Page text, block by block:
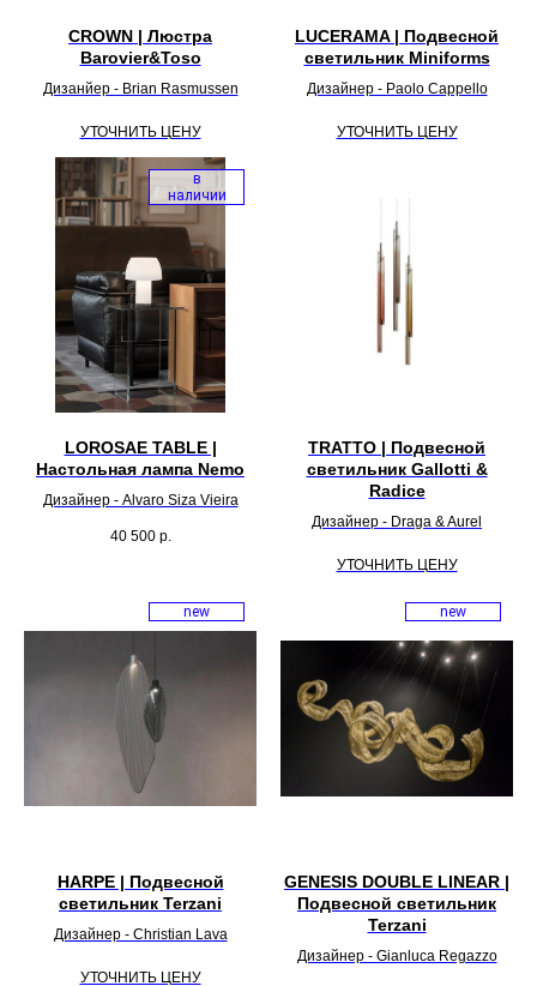
CROWN | Люстра
Barovier&Toso
Дизанйер - Brian Rasmussen
УТОЧНИТЬ ЦЕНУ
LUCERAMA | Подвесной
светильник Miniforms
Дизайнер - Paolo Cappello
УТОЧНИТЬ ЦЕНУ
в
наличии
LOROSAE TABLE |
Настольная лампа Nemo
Дизайнер - Alvaro Siza Vieira
40 500 р.
TRATTO | Подвесной
светильник Gallotti &
Radice
Дизайнер - Draga & Aurel
УТОЧНИТЬ ЦЕНУ
new
HARPE | Подвесной
светильник Terzani
Дизайнер - Christian Lava
УТОЧНИТЬ ЦЕНУ
new
GENESIS DOUBLE LINEAR |
Подвесной светильник
Terzani
Дизайнер - Gianluca Regazzo